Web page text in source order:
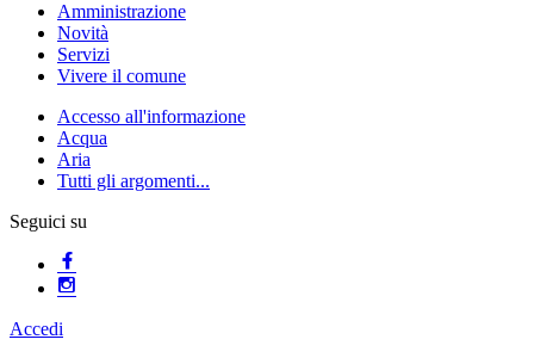
Amministrazione
Novità
Servizi
Vivere il comune
Accesso all'informazione
Acqua
Aria
Tutti gli argomenti...
Seguici su
Accedi